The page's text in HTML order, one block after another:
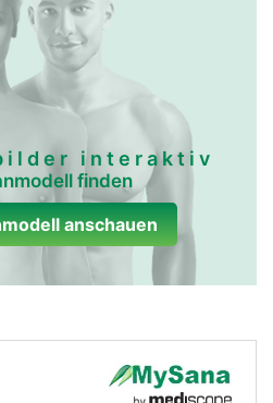
interaktiv
finden
anschauen